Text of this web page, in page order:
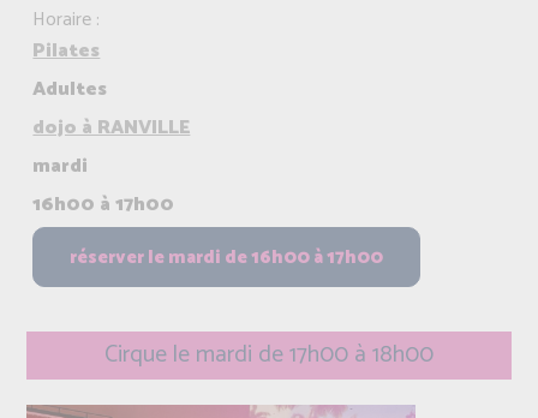
Horaire :
Pilates
Adultes
dojo à RANVILLE
mardi
16h00 à 17h00
Cirque le mardi de 17h00 à 18h00